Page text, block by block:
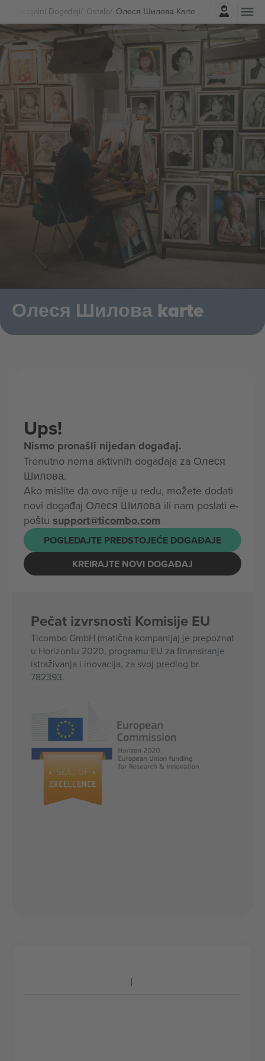
Specijalni Događaji Ostalo Олеся Шилова Karte
Najavite se
Олеся Шилова karte
Ups!
Nismo pronašli nijedan događaj.
Trenutno nema aktivnih događaja za Олеся
Шилова.
Ako mislite da ovo nije u redu, možete dodati
novi događaj Олеся Шилова ili nam poslati e-
poštu support@ticombo.com
POGLEDAJTE PREDSTOJEĆE DOGAĐAJE
KREIRAJTE NOVI DOGAĐAJ
Pečat izvrsnosti Komisije EU
Ticombo GmbH (matična kompanija) je prepoznat
u Horizontu 2020, programu EU za finansiranje
istraživanja i inovacija, za svoj predlog br.
782393.